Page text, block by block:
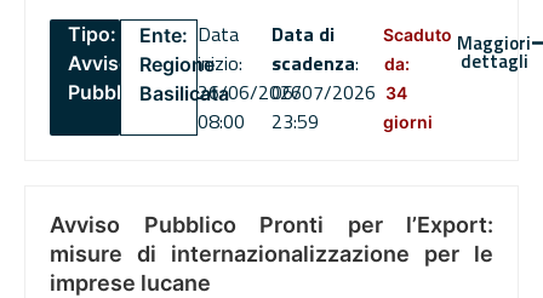
Tipo:
Avviso
Pubblico
Ente:
Regione
Basilicata
Data
inizio:
26/06/2026
08:00
Data di
scadenza:
06/07/2026
23:59
Scaduto
da:
34
giorni
Maggiori
dettagli
Avviso Pubblico Pronti per l’Export:
misure di internazionalizzazione per le
imprese lucane